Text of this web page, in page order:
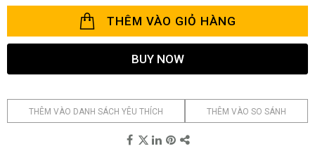
THÊM VÀO GIỎ HÀNG
BUY NOW
THÊM VÀO DANH SÁCH YÊU THÍCH THÊM VÀO SO SÁNH